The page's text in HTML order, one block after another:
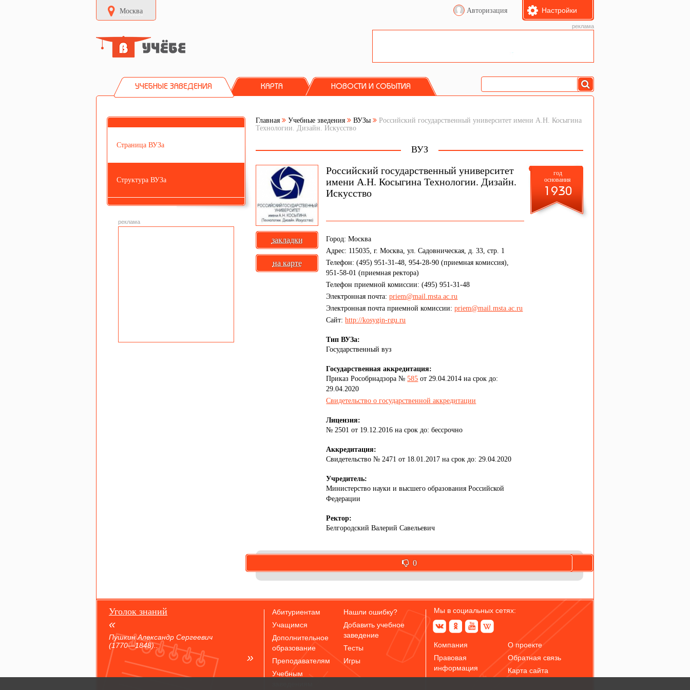
Москва Авторизация Настройки
реклама
УЧЕБНЫЕ ЗАВЕДЕНИЯ КАРТА НОВОСТИ И СОБЫТИЯ
Страница ВУЗа
Структура ВУЗа
реклама
Главная Учебные зведения ВУЗы
Российский государственный университет имени А.Н. Косыгина
Технологии. Дизайн. Искусство
ВУЗ
закладки
на карте
Российский государственный университет
имени А.Н. Косыгина Технологии. Дизайн.
Искусство
Город: Москва
Адрес: 115035, г. Москва, ул. Садовническая, д. 33, стр. 1
Телефон: (495) 951-31-48, 954-28-90 (приемная комиссия),
951-58-01 (приемная ректора)
Телефон приемной комиссии: (495) 951-31-48
Электронная почта:priem@mail.msta.ac.ru
Электронная почта приемной комиссии:priem@mail.msta.ac.ru
Сайт:http://kosygin-rgu.ru
Тип ВУЗа:
Государственный вуз
Государственная аккредитация:
Приказ Рособрнадзора №585 от 29.04.2014 на срок до:
29.04.2020
Свидетельство о государственной аккредитации
Лицензия:
№ 2501 от 19.12.2016 на срок до: бессрочно
Аккредитация:
Свидетельство № 2471 от 18.01.2017 на срок до: 29.04.2020
Учредитель:
Министерство науки и высшего образования Российской
Федерации
Ректор:
Белгородский Валерий Савельевич
год
основания
1930
Оставить отзыв
0
Уголок знаний
Пушкин Александр Сергеевич
(1770—1848)..
Абитуриентам
Учащимся
Дополнительное
образование
Преподавателям
Учебным
Нашли ошибку?
Добавить учебное
заведение
Тесты
Игры
Мы в социальных сетях:
Компания
Правовая
информация
О проекте
Обратная связь
Карта сайта